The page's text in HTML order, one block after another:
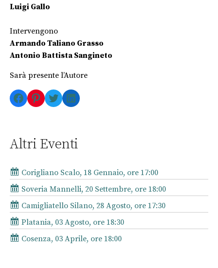
Luigi Gallo
Intervengono
Armando Taliano Grasso
Antonio Battista Sangineto
Sarà presente l’Autore
Facebook
Pinterest
TwitterLinkedIn
Altri Eventi
Corigliano Scalo, 18 Gennaio, ore 17:00
Soveria Mannelli, 20 Settembre, ore 18:00
Camigliatello Silano, 28 Agosto, ore 17:30
Platania, 03 Agosto, ore 18:30
Cosenza, 03 Aprile, ore 18:00